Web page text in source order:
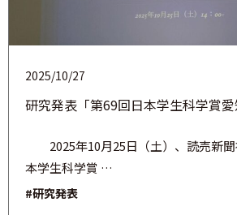
研究発表「第69回日本学生科学賞
2025/10/27
2025年10月25日（土）、読売新
本学生科学賞 …
#研究発表